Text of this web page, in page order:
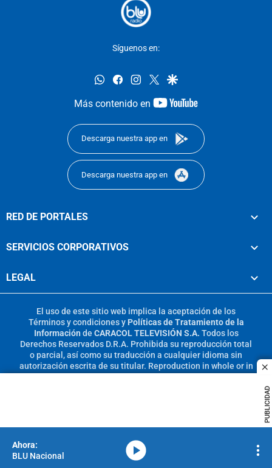
PUBLICIDAD
Síguenos en:
whatsappfacebookinstagram
twittergoogle
Más contenido en
youtube-
Descarga nuestra app en
Descarga nuestra app en
RED DE PORTALES
SERVICIOS CORPORATIVOS
LEGAL
El uso de este sitio web implica la aceptación de los
Términos y condicionesy Políticas de Tratamiento de la
Información de CARACOL TELEVISIÓN S.A. Todos los
Derechos Reservados D.R.A. Prohibida su reproducción total
o parcial, así como su traducción a cualquier idioma sin
autorización escrita de su titular. Reproduction in whole or in
BLU Nacional